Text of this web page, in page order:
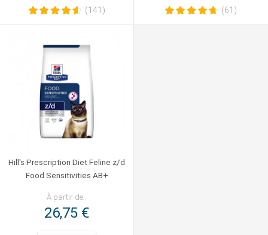
(141) (61)
Hill's Prescription Diet Feline z/d
Food Sensitivities AB+
À partir de :
26,75 €